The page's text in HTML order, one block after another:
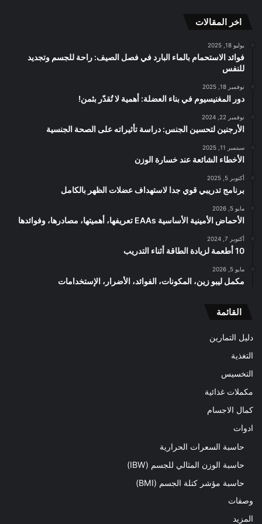
اخر المقالات
يوليو 18, 2025
فوائد الاستحمام بالماء البارد في فصل الصيف: راحة للجسم وتجديد
للنفس
نوفمبر 18, 2025
دور المغنيسيوم في بناء العضلة: أهمية لا تُقدّر بثمن!
نوفمبر 22, 2024
الأرجنين لتحسين الجنس: دراسة تأثيراته على الصحة الجنسية
سبتمبر 11, 2025
الأخطاء الشائعة عند خسارة الوزن
أكتوبر 5, 2025
برنامج تدريبي قوي جدا لاستهداف عضلات الظهر بالكامل
مايو 5, 2026
الأحماض الأمينية الأساسية EAAs تعريفها، أهميتها، مصادرها، وفوائدها
أكتوبر 7, 2024
10 أطعمة لزيادة الطاقة أثناء التدريب
مايو 5, 2026
مكمل ليبو زين، المكونات، الفوائد، الأضرار، الإستخدامات
القائمة
دليل التمارين
التغذية
التخسيس
مكملات غذائية
كمال الاجسام
ادوات
حاسبة السعرات الحرارية
حاسبة الوزن المثالي للجسم (IBW)
حاسبة مؤشر كتلة الجسم (BMI)
وصفات
المزيد